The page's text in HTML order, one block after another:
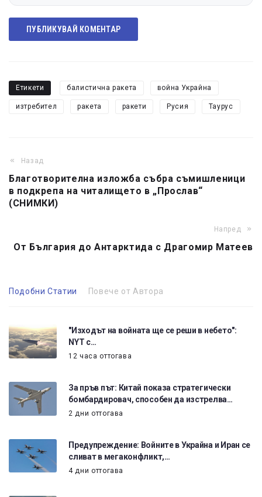
ПУБЛИКУВАЙ КОМЕНТАР
Етикети балистична ракета война Украйна
изтребител ракета ракети Русия Таурус
Назад
Благотворителна изложба събра съмишленици
в подкрепа на читалището в „Прослав“
(СНИМКИ)
Напред
От България до Антарктида с Драгомир Матеев
Подобни Статии Повече от Автора
"Изходът на войната ще се реши в небето":
NYT с…
12 часа оттогава
За пръв път: Китай показа стратегически
бомбардировач, способен да изстрелва…
2 дни оттогава
Предупреждение: Войните в Украйна и Иран се
сливат в мегаконфликт,…
4 дни оттогава